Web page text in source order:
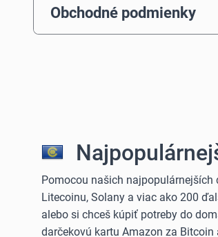
Obchodné podmienky
Pomocou našich najpopulárnejších
Litecoinu, Solany a viac ako 200
alebo si chceš kúpiť potreby do
darčekovú kartu Amazon za